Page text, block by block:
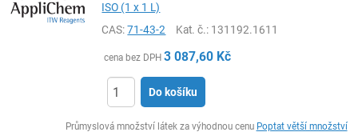
ISO (1 x 1 L)
CAS:71-43-2 Kat. č.: 131192.1611
cena bez DPH 3 087,60 Kč
Do košíku
Průmyslová množství látek za výhodnou cenu Poptat větší množství